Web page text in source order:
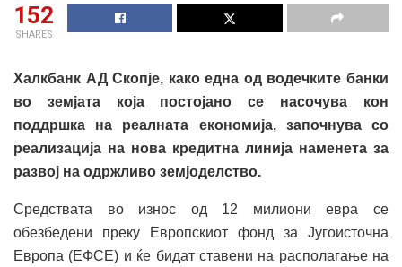
152
SHARES
Халкбанк АД Скопје, како една од водечките банки
во земјата која постојано се насочува кон
поддршка на реалната економија, започнува со
реализација на нова кредитна линија наменета за
развој на одржливо земјоделство.
Средствата во износ од 12 милиони евра се
обезбедени преку Европскиот фонд за Југоисточна
Европа (ЕФСЕ) и ќе бидат ставени на располагање на